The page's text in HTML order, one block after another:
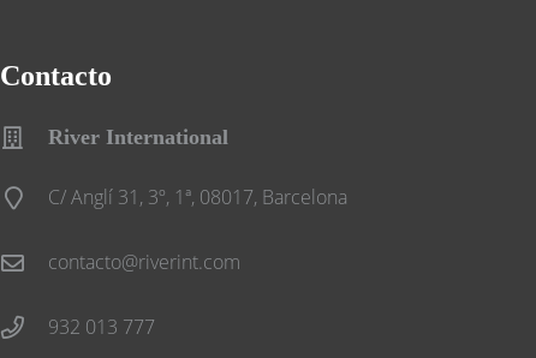
Contacto
River International
C/ Anglí 31, 3º, 1ª, 08017, Barcelona
contacto@riverint.com
932 013 777